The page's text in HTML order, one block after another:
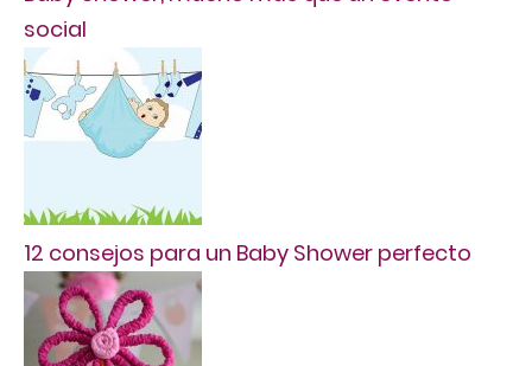
social
12 consejos para un Baby Shower perfecto